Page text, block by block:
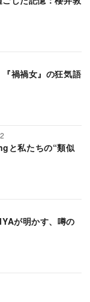
禍禍女』の狂気語
と私たちの“類似
が明かす、噂の